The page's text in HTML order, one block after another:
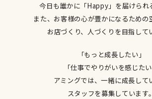
今日も誰かに「Happy」を届けられ
また、お客様の心が豊かになるための
お店づくり、人づくりを目指して
「もっと成長したい」
「仕事でやりがいを感じたい
アミングでは、一緒に成長して
スタッフを募集しています。